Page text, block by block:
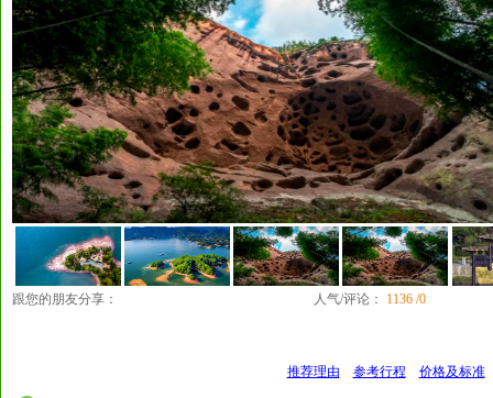
跟您的朋友分享： 人气/评论： 1136 /0
推荐理由 参考行程 价格及标准